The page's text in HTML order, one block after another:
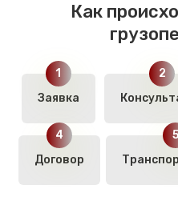
Как
Заявка
Договор